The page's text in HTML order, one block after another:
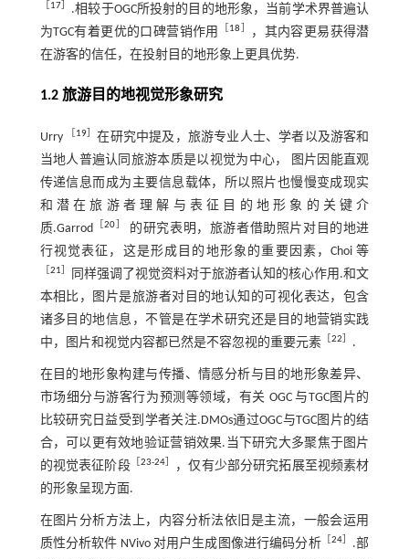
17］ .相较于OGC所投射的目的地形象，当前学术界普遍认
为TGC有着更优的口碑营销作用
18
，其内容更易获得潜
在游客的信任，在投射目的地形象上更具优势.
1.2 旅游目的地视觉形象研究
Urry 19 ］在研究中提及，旅游专业人士、学者以及游客和
当地人普遍认同旅游本质是以视觉为中心， 图片因能直观
传递信息而成为主要信息载体，所以照片也慢慢变成现实
和潜在旅游者理解与表征目的地形象的关键介
质.Garrod ［20
的研究表明，旅游者借助照片对目的地进
行视觉表征，这是形成目的地形象的重要因素，Choi 等
21
同样强调了视觉资料对于旅游者认知的核心作用.和文
本相比，图片是旅游者对目的地认知的可视化表达，包含
诸多目的地信息，不管是在学术研究还是目的地营销实践
中，图片和视觉内容都已然是不容忽视的重要元素［ 22 .
在目的地形象构建与传播、情感分析与目的地形象差异、
市场细分与游客行为预测等领域，有关 OGC 与TGC图片的
比较研究日益受到学者关注.DMOs通过OGC与TGC图片的结
合，可以更有效地验证营销效果.当下研究大多聚焦于图片
的视觉表征阶段［ 23-24］
，仅有少部分研究拓展至视频素材
的形象呈现方面.
在图片分析方法上，内容分析法依旧是主流，一般会运用
质性分析软件 NVivo 对用户生成图像进行编码分析［ 24］ .部